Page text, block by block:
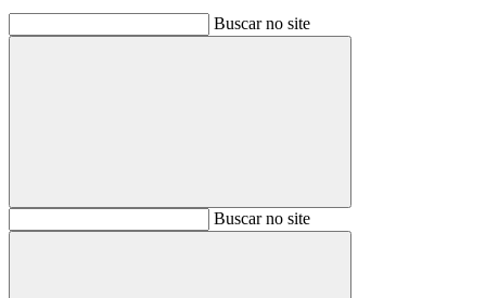
Buscar no site
BuscarBuscar no site